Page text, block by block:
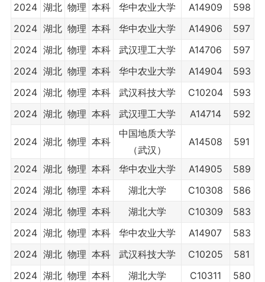
2024 湖北 物理 本科 华中农业大学 A14909
598
2024 湖北 物理 本科 华中农业大学 A14906
597
2024 湖北 物理 本科 武汉理工大学 A14706
597
2024 湖北 物理 本科 华中农业大学 A14904
593
2024 湖北 物理 本科 武汉科技大学 C10204
593
2024 湖北 物理 本科 武汉理工大学 A14714 592
2024 湖北 物理 本科
中国地质大学
（武汉）
A14508 591
2024 湖北 物理 本科 华中农业大学 A14905
589
2024 湖北 物理 本科 湖北大学 C10308
586
2024 湖北 物理 本科 湖北大学 C10309
583
2024 湖北 物理 本科 华中农业大学 A14907
583
2024 湖北 物理 本科 武汉科技大学 C10205
581
2024 湖北 物理 本科 湖北大学 C10311
580